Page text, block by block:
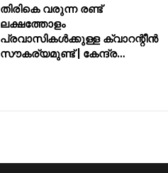
തിരികെ വരുന്ന രണ്ട്
ലക്ഷത്തോളം
പ്രവാസികൾക്കുള്ള ക്വാറന്റീന്‍
സൗകര്യമുണ്ട് | കേന്ദ്ര…